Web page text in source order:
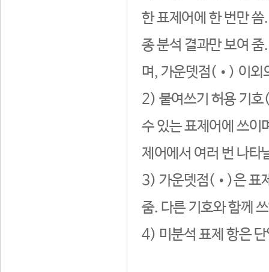
한 표제어에 한 번만
종 분석 결과만 보여
며, 가운뎃점(•) 이외
2) 붙여쓰기 허용 기호
수 있는 표제어에 쓰이
제어에서 여러 번 나타
3) 가운뎃점(•)은 표
줌. 다른 기호와 함께
4) 미분석 표제 항은